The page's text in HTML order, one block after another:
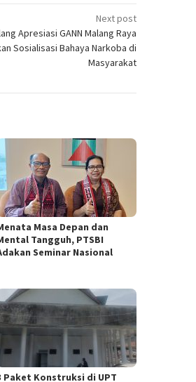
Next post
Apresiasi GANN Malang Raya
Sosialisasi Bahaya Narkoba di
Masyarakat
Masa Depan dan
Tangguh, PTSBI
Seminar Nasional
Paket Konstruksi di UPT